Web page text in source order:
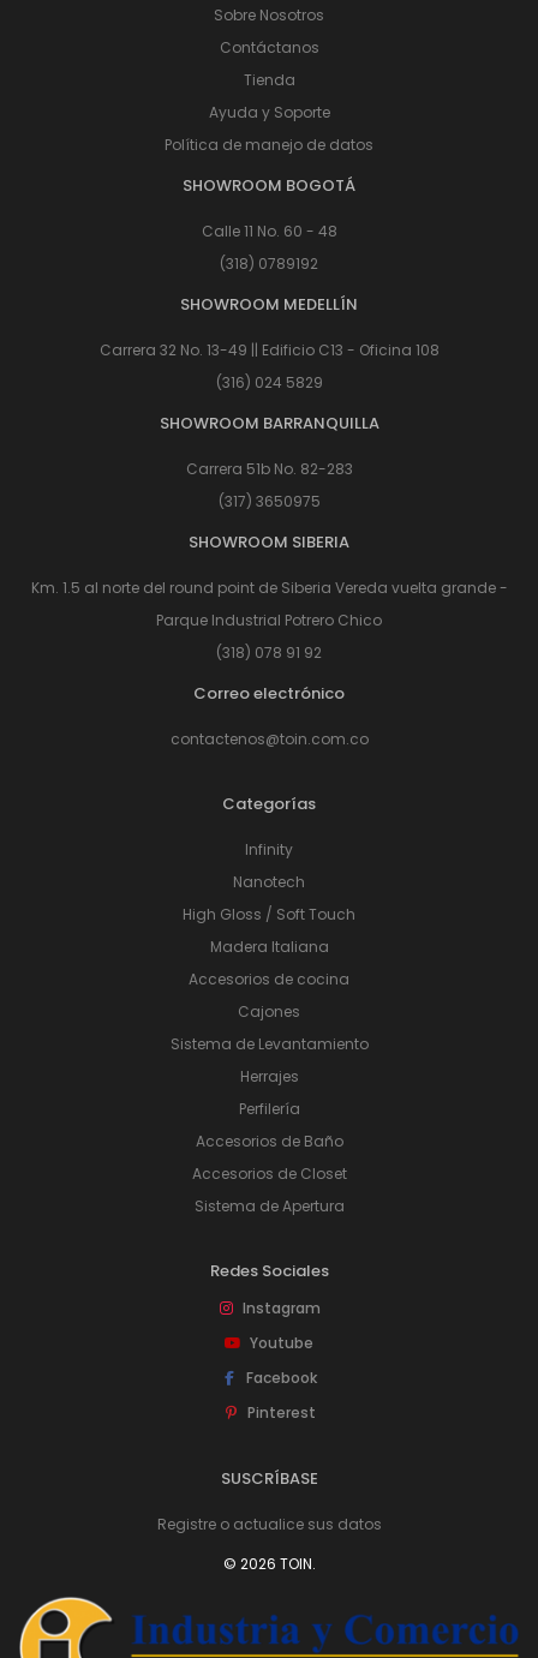
Sobre Nosotros
Contáctanos
Tienda
Ayuda y Soporte
Política de manejo de datos
SHOWROOM BOGOTÁ
Calle 11 No. 60 - 48
(318) 0789192
SHOWROOM MEDELLÍN
Carrera 32 No. 13-49 || Edificio C13 - Oficina 108
(316) 024 5829
SHOWROOM BARRANQUILLA
Carrera 51b No. 82-283
(317) 3650975
SHOWROOM SIBERIA
Km. 1.5 al norte del round point de Siberia Vereda vuelta grande -
Parque Industrial Potrero Chico
(318) 078 91 92
Correo electrónico
contactenos@toin.com.co
Categorías
Infinity
Nanotech
High Gloss / Soft Touch
Madera Italiana
Accesorios de cocina
Cajones
Sistema de Levantamiento
Herrajes
Perfilería
Accesorios de Baño
Accesorios de Closet
Sistema de Apertura
Redes Sociales
Instagram
Youtube
Facebook
Pinterest
SUSCRÍBASE
Registre o actualice sus datos
© 2026 TOIN.